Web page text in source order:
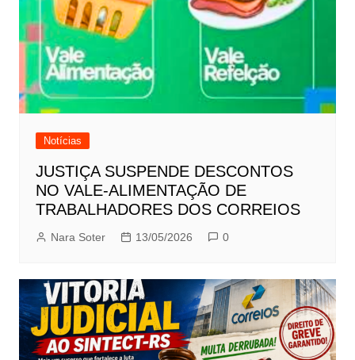
Notícias
JUSTIÇA SUSPENDE DESCONTOS
NO VALE-ALIMENTAÇÃO DE
TRABALHADORES DOS CORREIOS
Nara Soter 13/05/2026 0